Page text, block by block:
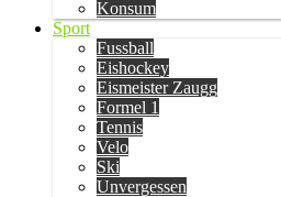
Konsum
Sport
Fussball
Eishockey
Eismeister Zaugg
Formel 1
Tennis
Velo
Ski
Unvergessen